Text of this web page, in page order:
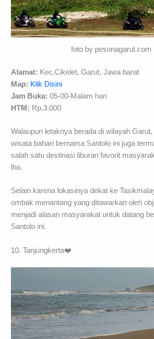
foto by pesonagarut.com
Alamat: Kec.Cikelet, Garut, Jawa barat
Map: Klik Disini
Jam Buka: 05-00-Malam hari
HTM: Rp.3.000
Walaupun letaknya berada di wilayah
wisata bahari bernama Santolo ini juga
salah satu destinasi liburan favorit
lho.
Selain karena lokasinya dekat ke
ombak menantang yang ditawarkan oleh
menjadi alasan masyarakat untuk datang
Santolo ini.
10. Tanjungkerta❤️